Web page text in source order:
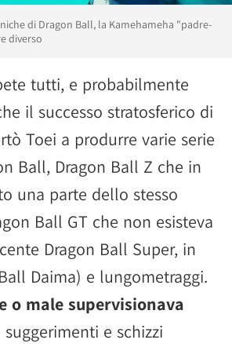
di Dragon Ball, la Kamehameha "padre-
diverso
tutti, e probabilmente
il successo stratosferico di
Toei a produrre varie serie
Ball, Dragon Ball Z che in
una parte dello stesso
Ball GT che non esisteva
Dragon Ball Super, in
Daima) e lungometraggi.
o male supervisionava
e schizzi